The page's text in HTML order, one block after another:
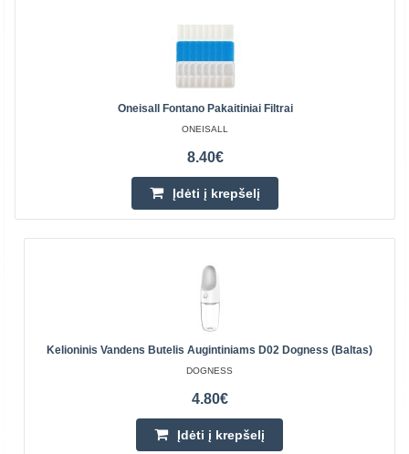
Oneisall Fontano Pakaitiniai Filtrai
ONEISALL
8.40€
Įdėti į krepšelį
Kelioninis Vandens Butelis Augintiniams D02 Dogness (baltas)
DOGNESS
4.80€
Įdėti į krepšelį